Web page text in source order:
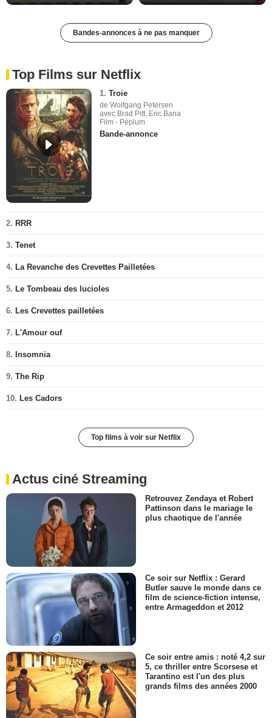
Bandes-annonces à ne pas manquer
Top Films sur Netflix
1. Troie
de Wolfgang Petersen
avec Brad Pitt, Eric Bana
Film - Péplum
Bande-annonce
2. RRR
3. Tenet
4. La Revanche des Crevettes Pailletées
5. Le Tombeau des lucioles
6. Les Crevettes pailletées
7. L'Amour ouf
8. Insomnia
9. The Rip
10. Les Cadors
Top films à voir sur Netflix
Actus ciné Streaming
Retrouvez Zendaya et Robert
Pattinson dans le mariage le
plus chaotique de l'année
Ce soir sur Netflix : Gerard
Butler sauve le monde dans ce
film de science-fiction intense,
entre Armageddon et 2012
Ce soir entre amis : noté 4,2 sur
5, ce thriller entre Scorsese et
Tarantino est l'un des plus
grands films des années 2000